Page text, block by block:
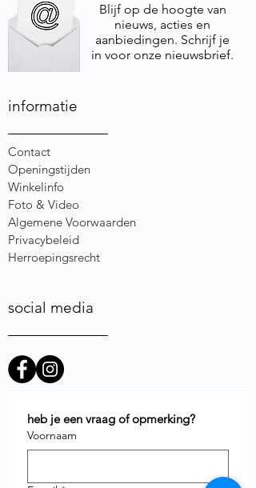
Blijf op de hoogte van
nieuws, acties en
aanbiedingen. Schrijf je
in voor onze nieuwsbrief.
informatie
Contact
Openingstijden
Winkelinfo
Foto & Video
Algemene Voorwaarden
Privacybeleid
Herroepingsrecht
social media
heb je een vraag of opmerking?
Voornaam